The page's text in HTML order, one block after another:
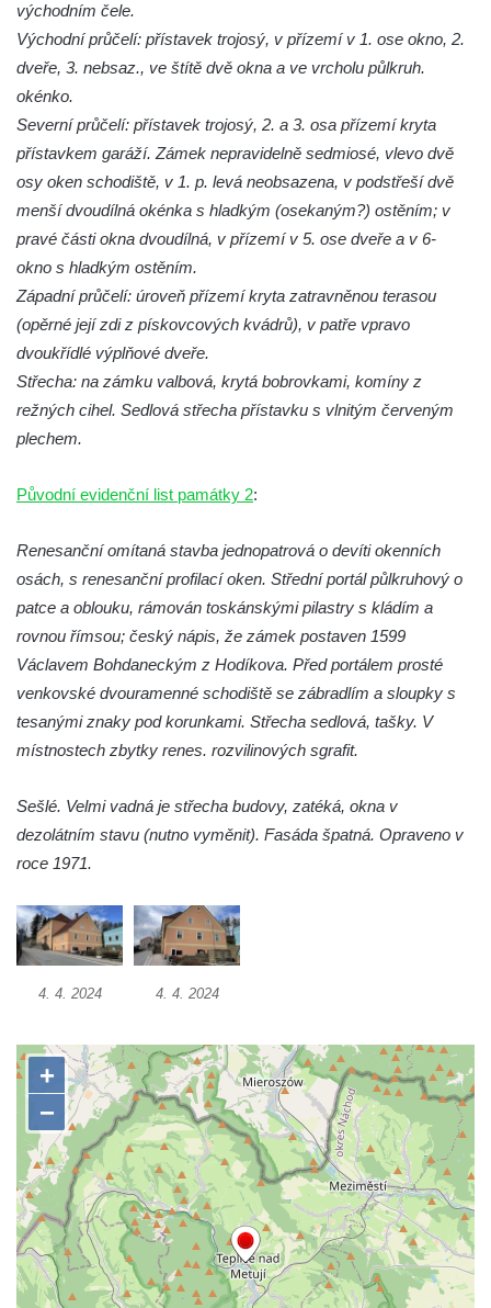
východním čele.
Východní průčelí: přístavek trojosý, v přízemí v 1. ose okno, 2.
dveře, 3. nebsaz., ve štítě dvě okna a ve vrcholu půlkruh.
okénko.
Severní průčelí: přístavek trojosý, 2. a 3. osa přízemí kryta
přístavkem garáží. Zámek nepravidelně sedmiosé, vlevo dvě
osy oken schodiště, v 1. p. levá neobsazena, v podstřeší dvě
menší dvoudílná okénka s hladkým (osekaným?) ostěním; v
pravé části okna dvoudílná, v přízemí v 5. ose dveře a v 6-
okno s hladkým ostěním.
Západní průčelí: úroveň přízemí kryta zatravněnou terasou
(opěrné její zdi z pískovcových kvádrů), v patře vpravo
dvoukřídlé výplňové dveře.
Střecha: na zámku valbová, krytá bobrovkami, komíny z
režných cihel. Sedlová střecha přístavku s vlnitým červeným
plechem.
Původní evidenční list památky 2:
Renesanční omítaná stavba jednopatrová o devíti okenních
osách, s renesanční profilací oken. Střední portál půlkruhový o
patce a oblouku, rámován toskánskými pilastry s kládím a
rovnou římsou; český nápis, že zámek postaven 1599
Václavem Bohdaneckým z Hodíkova. Před portálem prosté
venkovské dvouramenné schodiště se zábradlím a sloupky s
tesanými znaky pod korunkami. Střecha sedlová, tašky. V
místnostech zbytky renes. rozvilinových sgrafit.
Sešlé. Velmi vadná je střecha budovy, zatéká, okna v
dezolátním stavu (nutno vyměnit). Fasáda špatná. Opraveno v
roce 1971.
4. 4. 2024 4. 4. 2024